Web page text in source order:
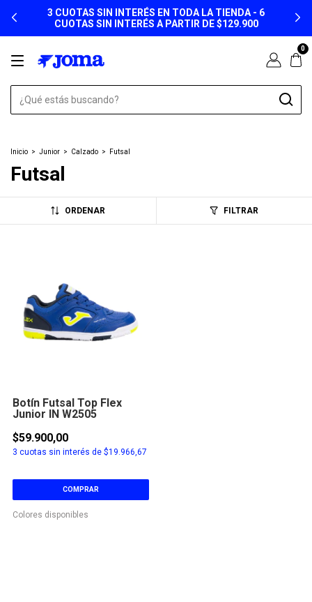
3 CUOTAS SIN INTERÉS EN TODA LA TIENDA - 6
CUOTAS SIN INTERÉS A PARTIR DE $129.900
0
Inicio > Junior > Calzado > Futsal
Futsal
ORDENAR FILTRAR
Botín Futsal Top Flex
Junior IN W2505
$59.900,00
3 cuotas sin interés de $19.966,67
COMPRAR
Colores disponibles